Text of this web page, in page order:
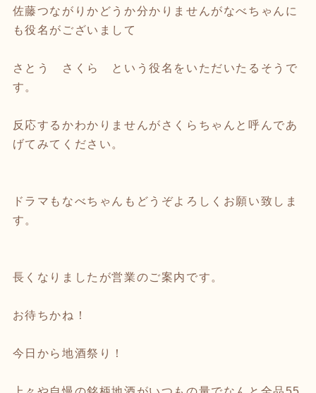
佐藤つながりかどうか分かりませんがなべちゃんに
も役名がございまして
さとう さくら という役名をいただいたるそうで
す。
反応するかわかりませんがさくらちゃんと呼んであ
げてみてください。
ドラマもなべちゃんもどうぞよろしくお願い致しま
す。
長くなりましたが営業のご案内です。
お待ちかね！
今日から地酒祭り！